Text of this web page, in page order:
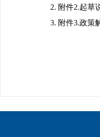
2. 附件2.起草
3. 附件3.政策